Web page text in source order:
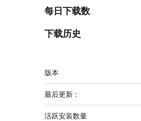
每日下载数
下载历史
额
外
信
息
版本
最后更新：
活跃安装数量